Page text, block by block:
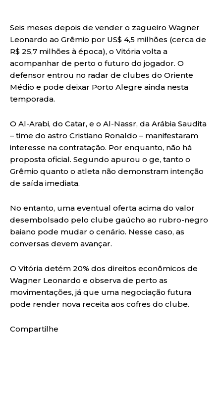
Seis meses depois de vender o zagueiro Wagner
Leonardo ao Grêmio por US$ 4,5 milhões (cerca de
R$ 25,7 milhões à época), o Vitória volta a
acompanhar de perto o futuro do jogador. O
defensor entrou no radar de clubes do Oriente
Médio e pode deixar Porto Alegre ainda nesta
temporada.
O Al-Arabi, do Catar, e o Al-Nassr, da Arábia Saudita
– time do astro Cristiano Ronaldo – manifestaram
interesse na contratação. Por enquanto, não há
proposta oficial. Segundo apurou o ge, tanto o
Grêmio quanto o atleta não demonstram intenção
de saída imediata.
No entanto, uma eventual oferta acima do valor
desembolsado pelo clube gaúcho ao rubro-negro
baiano pode mudar o cenário. Nesse caso, as
conversas devem avançar.
O Vitória detém 20% dos direitos econômicos de
Wagner Leonardo e observa de perto as
movimentações, já que uma negociação futura
pode render nova receita aos cofres do clube.
Compartilhe